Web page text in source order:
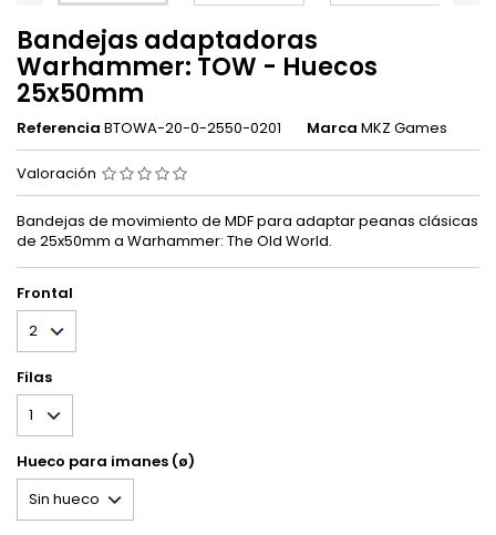
Bandejas adaptadoras
Warhammer: TOW - Huecos
25x50mm
Referencia BTOWA-20-0-2550-0201 Marca MKZ Games
Valoración
Bandejas de movimiento de MDF para adaptar peanas clásicas
de 25x50mm a Warhammer: The Old World.
Frontal
Filas
Hueco para imanes (ø)